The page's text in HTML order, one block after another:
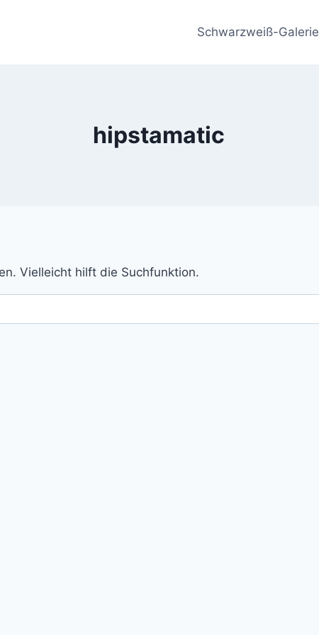
Schwarzweiß-Galerie
hipstamatic
Vielleicht hilft die Suchfunktion.